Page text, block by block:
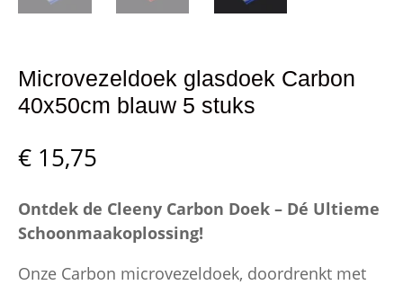
Microvezeldoek glasdoek Carbon
40x50cm blauw 5 stuks
€ 15,75
Ontdek de Cleeny Carbon Doek – Dé Ultieme
Schoonmaakoplossing!
Onze Carbon microvezeldoek, doordrenkt met